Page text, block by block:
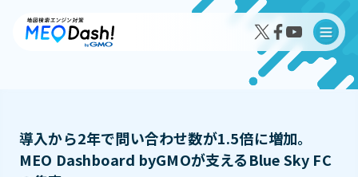
MEO Dash!の特徴
導入から2年で問い合わせ数が1.5倍に増加。
MEO Dashboard byGMOが支えるBlue Sky FC